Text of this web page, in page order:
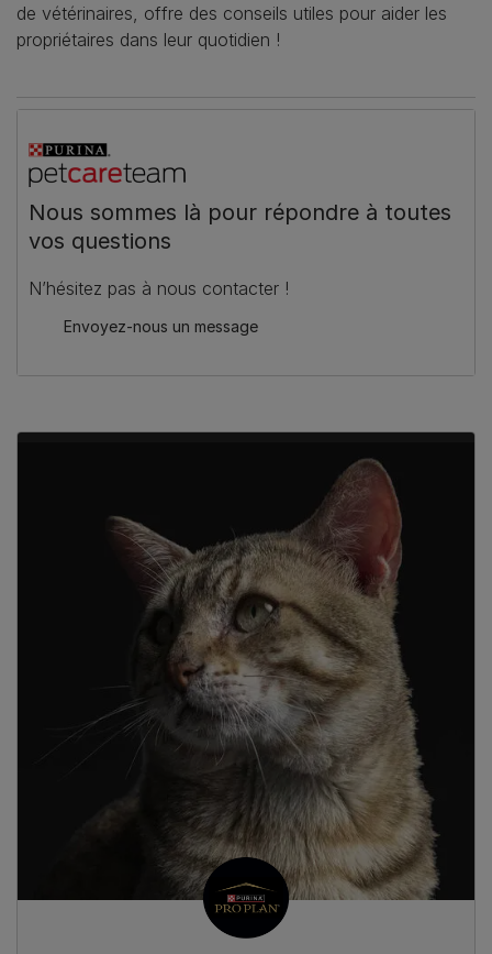
de vétérinaires, offre des conseils utiles pour aider les
propriétaires dans leur quotidien !
Nous sommes là pour répondre à toutes
vos questions
N’hésitez pas à nous contacter !
Envoyez-nous un message